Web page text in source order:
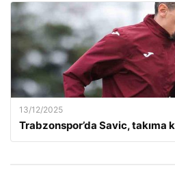
13/12/2025
Trabzonspor’da Savic, takıma